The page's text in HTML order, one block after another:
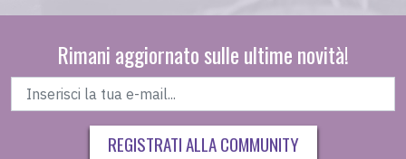
Rimani aggiornato sulle ultime novità!
REGISTRATI ALLA COMMUNITY